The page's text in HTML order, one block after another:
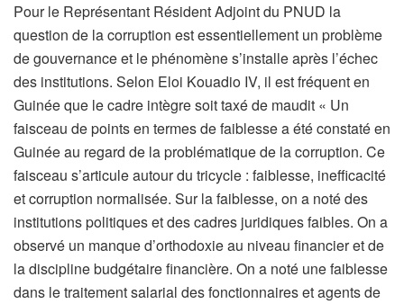
Pour le Représentant Résident Adjoint du PNUD la
question de la corruption est essentiellement un problème
de gouvernance et le phénomène s’installe après l’échec
des institutions. Selon Eloi Kouadio IV, il est fréquent en
Guinée que le cadre intègre soit taxé de maudit « Un
faisceau de points en termes de faiblesse a été constaté en
Guinée au regard de la problématique de la corruption. Ce
faisceau s’articule autour du tricycle : faiblesse, inefficacité
et corruption normalisée. Sur la faiblesse, on a noté des
institutions politiques et des cadres juridiques faibles. On a
observé un manque d’orthodoxie au niveau financier et de
la discipline budgétaire financière. On a noté une faiblesse
dans le traitement salarial des fonctionnaires et agents de